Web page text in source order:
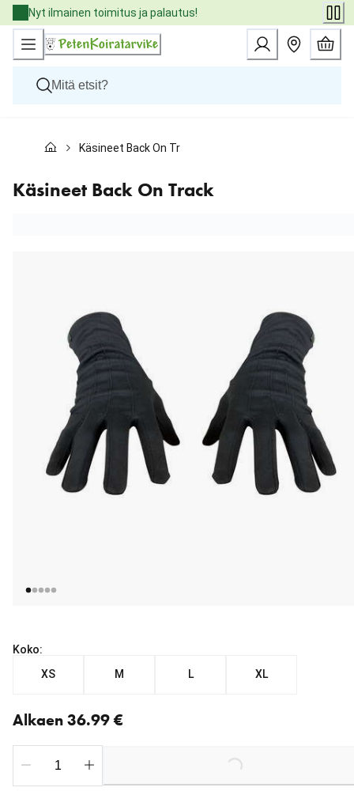
Skip
to
Content
Nyt ilmainen toimitus ja palautus!
Kissat
Eläinlääkäriruoat
Tuotemerkit
Käsineet Back On Track
Käsineet Back On Track
Koko:
XS
M L XL
Alkaen 36.99 €
Loading...